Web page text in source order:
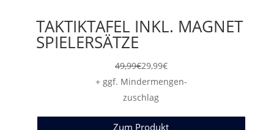
TAKTIKTAFEL INKL. MAGNET
SPIELERSÄTZE
49,99€29,99€
+ ggf. Mindermengen-
zuschlag
Zum Produkt